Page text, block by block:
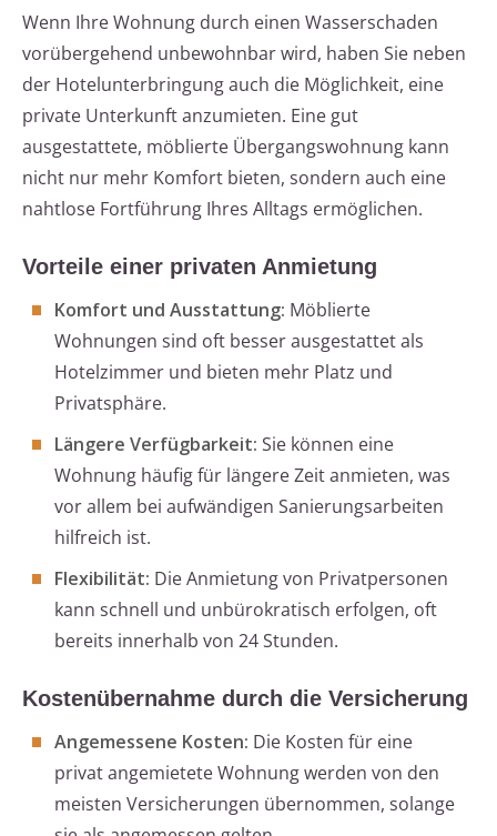
Wenn Ihre Wohnung durch einen Wasserschaden
vorübergehend unbewohnbar wird, haben Sie neben
der Hotelunterbringung auch die Möglichkeit, eine
private Unterkunft anzumieten. Eine gut
ausgestattete, möblierte Übergangswohnung kann
nicht nur mehr Komfort bieten, sondern auch eine
nahtlose Fortführung Ihres Alltags ermöglichen.
Vorteile einer privaten Anmietung
Komfort und Ausstattung: Möblierte
Wohnungen sind oft besser ausgestattet als
Hotelzimmer und bieten mehr Platz und
Privatsphäre.
Längere Verfügbarkeit: Sie können eine
Wohnung häufig für längere Zeit anmieten, was
vor allem bei aufwändigen Sanierungsarbeiten
hilfreich ist.
Flexibilität: Die Anmietung von Privatpersonen
kann schnell und unbürokratisch erfolgen, oft
bereits innerhalb von 24 Stunden.
Kostenübernahme durch die Versicherung
Angemessene Kosten: Die Kosten für eine
privat angemietete Wohnung werden von den
meisten Versicherungen übernommen, solange